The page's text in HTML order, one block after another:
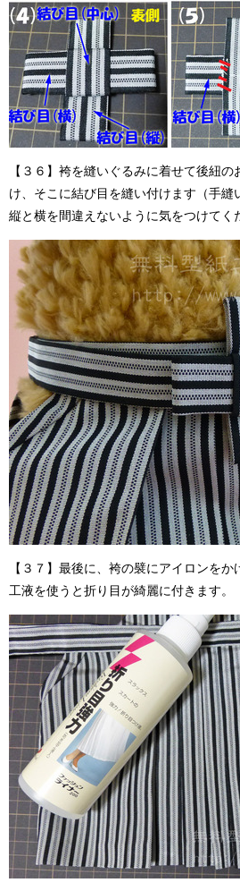
【３６】袴を縫いぐるみに着せて後紐
け、そこに結び目を縫い付けます（手縫
縦と横を間違えないように気をつけてく
【３７】最後に、袴の襞にアイロンを
工液を使うと折り目が綺麗に付きます。